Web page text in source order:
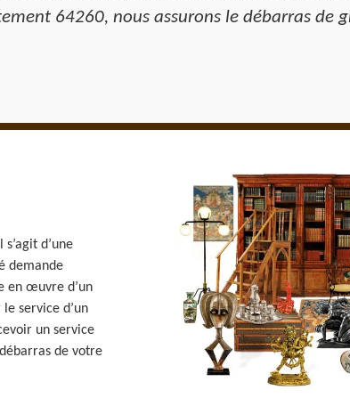
64260, nous assurons le débarras de
d’une
demande
en œuvre d’un
service d’un
un service
de votre